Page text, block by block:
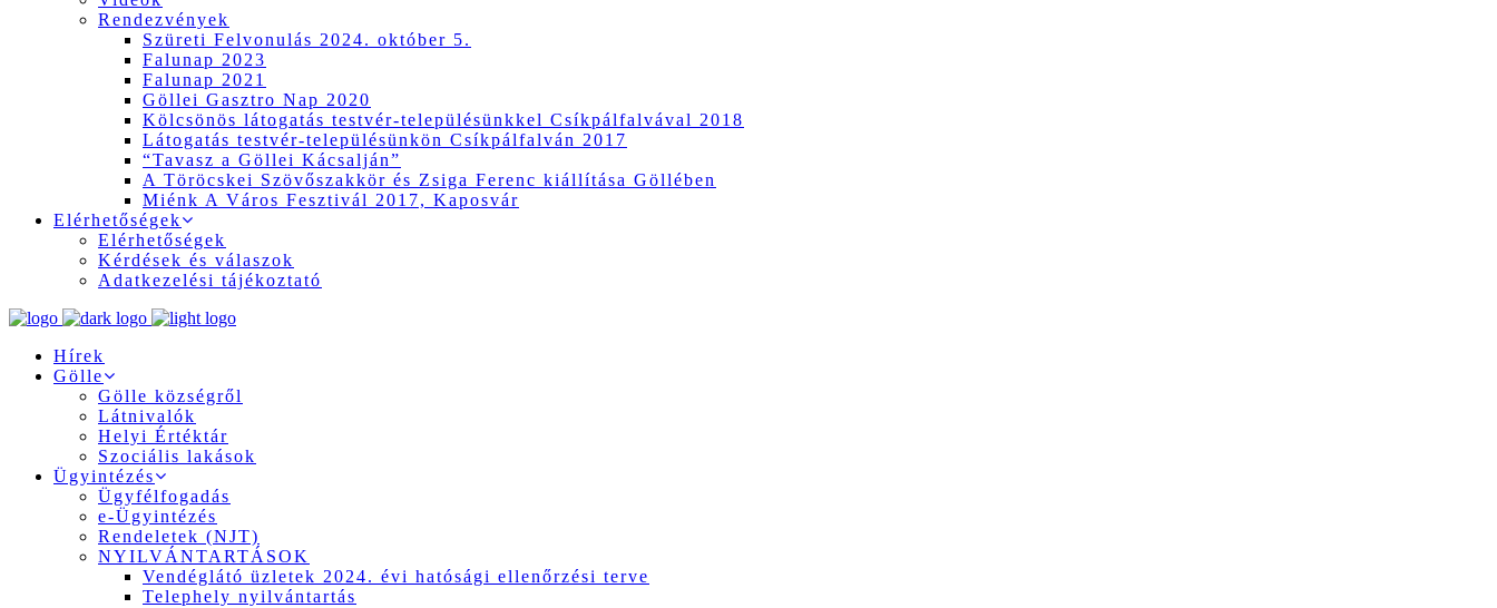
Rendezvények
Szüreti Felvonulás 2024. október 5.
Falunap 2023
Falunap 2021
Göllei Gasztro Nap 2020
Kölcsönös látogatás testvér-településünkkel Csíkpálfalvával 2018
Látogatás testvér-településünkön Csíkpálfalván 2017
“Tavasz a Göllei Kácsalján”
A Töröcskei Szövőszakkör és Zsiga Ferenc kiállítása Göllében
Miénk A Város Fesztivál 2017, Kaposvár
Elérhetőségek
Elérhetőségek
Kérdések és válaszok
Adatkezelési tájékoztató
Hírek
Gölle
Gölle községről
Látnivalók
Helyi Értéktár
Szociális lakások
Ügyintézés
Ügyfélfogadás
e-Ügyintézés
Rendeletek (NJT)
NYILVÁNTARTÁSOK
Vendéglátó üzletek 2024. évi hatósági ellenőrzési terve
Telephely nyilvántartás